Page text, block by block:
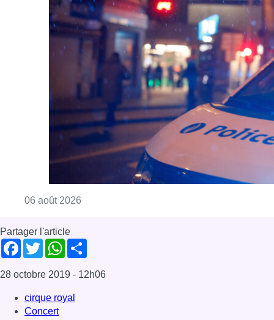
06 août 2026
Partager l'article
Facebook
TwitterWhatsApp
28 octobre 2019 - 12h06
cirque royal
Concert